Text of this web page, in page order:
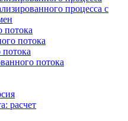
процесса с
потока
потока
потока
потока
расчет